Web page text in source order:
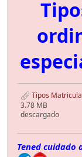
Tipos
3.78 MB
descargado
Tened cuidado